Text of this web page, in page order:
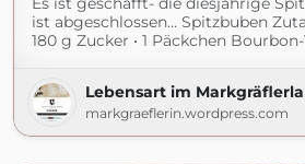
ist abgeschlossen… Spitzbuben
180 g Zucker • 1 Päckchen
Lebensart im
markgraeflerin.wordpress.com